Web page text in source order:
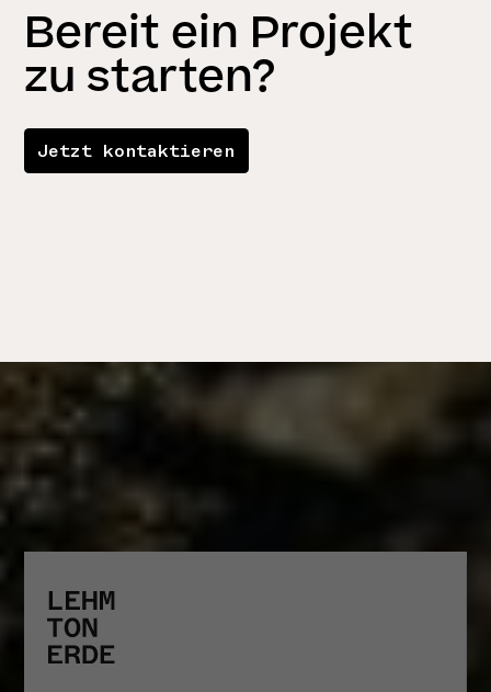
STORYS
Bereit ein Projekt
zu starten?
Jetzt kontaktieren